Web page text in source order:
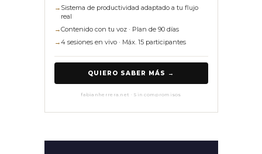
→ Sistema de productividad adaptado a tu flujo
real
→Contenido con tu voz · Plan de 90 días
→4 sesiones en vivo · Máx. 15 participantes
QUIERO SABER MÁS →
fabianherrera.net · Sin compromisos